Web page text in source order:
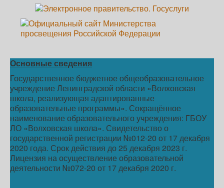
Основные сведения
Государственное бюджетное общеобразовательное
учреждение Ленинградской области «Волховская
школа, реализующая адаптированные
образовательные программы». Сокращённое
наименование образовательного учреждения: ГБОУ
ЛО «Волховская школа». Свидетельство о
государственной регистрации №012-20 от 17 декабря
2020 года. Срок действия до 25 декабря 2023 г.
Лицензия на осуществление образовательной
деятельности №072-20 от 17 декабря 2020 г.